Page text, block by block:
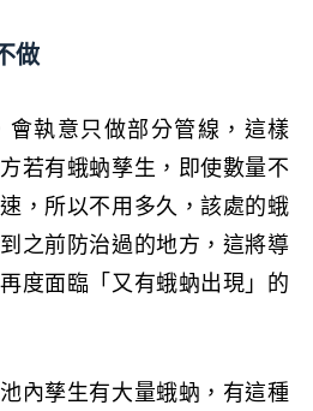
做
會執意只做部分管線，這樣
若有蛾蚋孳生，即使數量不
，所以不用多久，該處的蛾
之前防治過的地方，這將導
度面臨「又有蛾蚋出現」的
內孳生有大量蛾蚋，有這種